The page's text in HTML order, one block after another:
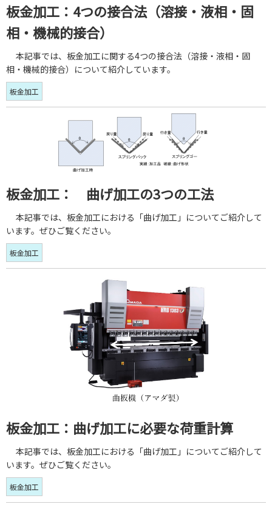
板金加工：4つの接合法（溶接・液相・固
相・機械的接合）
本記事では、板金加工に関する4つの接合法（溶接・液相・固
相・機械的接合）について紹介しています。
板金加工
板金加工： 曲げ加工の3つの工法
本記事では、板金加工における「曲げ加工」についてご紹介して
います。ぜひご覧ください。
板金加工
板金加工：曲げ加工に必要な荷重計算
本記事では、板金加工における「曲げ加工」についてご紹介して
います。ぜひご覧ください。
板金加工